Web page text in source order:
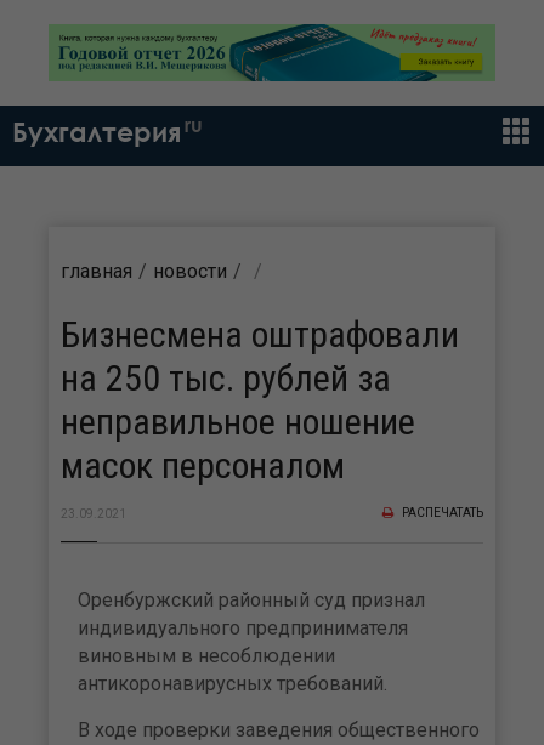
Бухгалтерия ru
главная новости
Бизнесмена оштрафовали
на 250 тыс. рублей за
неправильное ношение
масок персоналом
23.09.2021 РАСПЕЧАТАТЬ
Оренбуржский районный суд признал
индивидуального предпринимателя
виновным в несоблюдении
антикоронавирусных требований.
В ходе проверки заведения общественного